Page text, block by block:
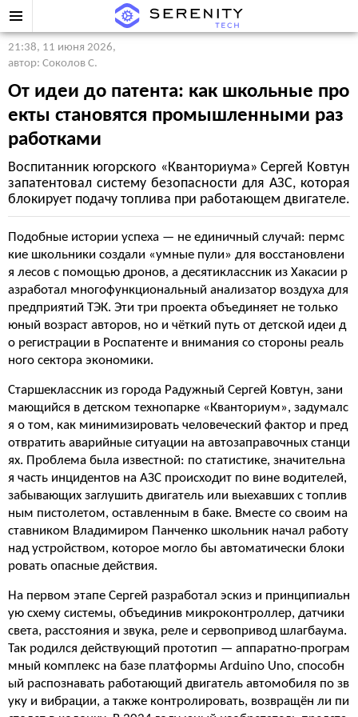
21:38, 11 июня 2026,
автор: Соколов С.
От идеи до патента: как школьные про
екты становятся промышленными раз
работками
Воспитанник югорского «Кванториума» Сергей Ковтун
запатентовал систему безопасности для АЗС, которая
блокирует подачу топлива при работающем двигателе.
Подобные истории успеха — не единичный случай: пермс
кие школьники создали «умные пули» для восстановлени
я лесов с помощью дронов, а десятиклассник из Хакасии р
азработал многофункциональный анализатор воздуха для
предприятий ТЭК. Эти три проекта объединяет не только
юный возраст авторов, но и чёткий путь от детской идеи д
о регистрации в Роспатенте и внимания со стороны реаль
ного сектора экономики.
Старшеклассник из города Радужный Сергей Ковтун, зани
мающийся в детском технопарке «Кванториум», задумалс
я о том, как минимизировать человеческий фактор и пред
отвратить аварийные ситуации на автозаправочных станци
ях. Проблема была известной: по статистике, значительна
я часть инцидентов на АЗС происходит по вине водителей,
забывающих заглушить двигатель или выехавших с топлив
ным пистолетом, оставленным в баке. Вместе со своим на
ставником Владимиром Панченко школьник начал работу
над устройством, которое могло бы автоматически блоки
ровать опасные действия.
На первом этапе Сергей разработал эскиз и принципиальн
ую схему системы, объединив микроконтроллер, датчики
света, расстояния и звука, реле и сервопривод шлагбаума.
Так родился действующий прототип — аппаратно-програм
мный комплекс на базе платформы Arduino Uno, способн
ый распознавать работающий двигатель автомобиля по зв
уку и вибрации, а также контролировать, возвращён ли пи